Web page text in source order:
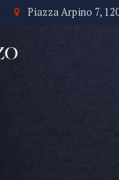
Piazza Arpino 7,